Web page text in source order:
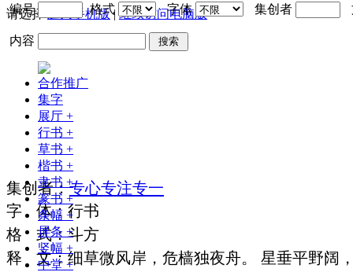
请选择 进入手机版 | 继续访问电脑版
编号 格式 字体 集创者
内容 搜索
集创 者：专心专注专一
字
体：行书
格
式：斗方
释
文：细草微风岸，危樯独夜舟。 星垂平野阔
合作推广
集字
展厅 +
行书 +
草书 +
楷书 +
隶书 +
篆书 +
条幅 +
屏条 +
竖幅 +
中堂 +